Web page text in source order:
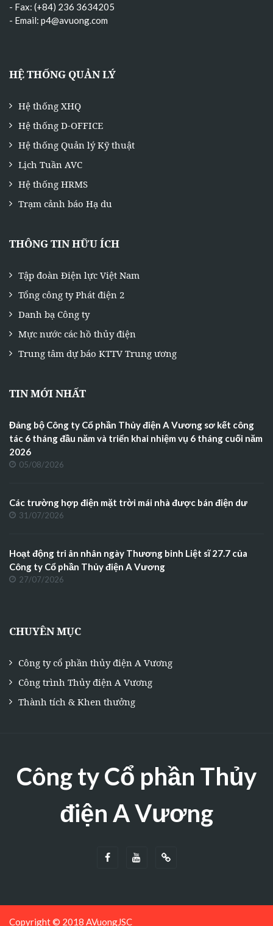
- Fax: (+84) 236 3634205
- Email: p4@avuong.com
HỆ THỐNG QUẢN LÝ
Hệ thống XHQ
Hệ thống D-OFFICE
Hệ thống Quản lý Kỹ thuật
Lịch Tuần AVC
Hệ thống HRMS
Trạm cảnh báo Hạ du
THÔNG TIN HỮU ÍCH
Tập đoàn Điện lực Việt Nam
Tổng công ty Phát điện 2
Danh bạ Công ty
Mực nước các hồ thủy điện
Trung tâm dự báo KTTV Trung ương
TIN MỚI NHẤT
Đảng bộ Công ty Cổ phần Thủy điện A Vương sơ kết công
tác 6 tháng đầu năm và triển khai nhiệm vụ 6 tháng cuối năm
2026
05/08/2026
Các trường hợp điện mặt trời mái nhà được bán điện dư
31/07/2026
Hoạt động tri ân nhân ngày Thương binh Liệt sĩ 27.7 của
Công ty Cổ phần Thủy điện A Vương
27/07/2026
CHUYÊN MỤC
Công ty cổ phần thủy điện A Vương
Công trình Thủy điện A Vương
Thành tích & Khen thưởng
Công ty Cổ phần Thủy
điện A Vương
Copyright © 2018 AVuongJSC